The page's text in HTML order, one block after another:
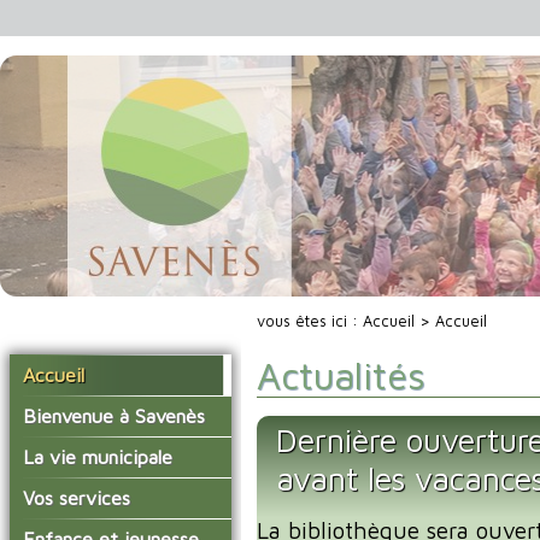
Accueil
Bienvenue à Savenès
Situer Savenès
Savenès en chiffre
L'histoire du village
La vie municipale
Vos élus
Les compte-rendus du
Vos services
La mairie
vous êtes ici : Accueil > Accueil
Actualités
Dernière
avant les
La bibliothèque sera